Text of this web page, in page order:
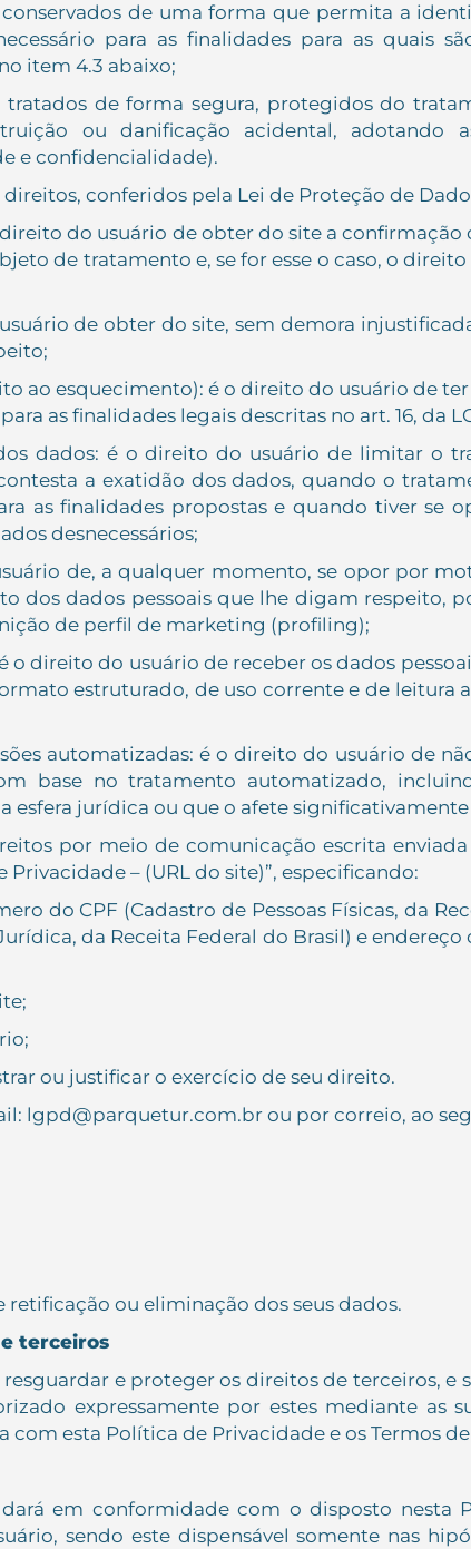
conservados de uma forma que permita a
para as finalidades para as quais
item 4.3 abaixo;
tratados de forma segura, protegidos do
ou danificação acidental, adotando
e confidencialidade).
conferidos pela Lei de Proteção de
do usuário de obter do site a confirmação
de tratamento e, se for esse o caso, o direito
de obter do site, sem demora
ao esquecimento): é o direito do usuário de
as finalidades legais descritas no art. 16, da
dados: é o direito do usuário de limitar o
a exatidão dos dados, quando o
as finalidades propostas e quando tiver se
desnecessários;
de, a qualquer momento, se opor por
dos dados pessoais que lhe digam respeito,
de perfil de marketing (profiling);
direito do usuário de receber os dados
estruturado, de uso corrente e de leitura
automatizadas: é o direito do usuário de
base no tratamento automatizado,
esfera jurídica ou que o afete
por meio de comunicação escrita enviada
– (URL do site)”, especificando:
do CPF (Cadastro de Pessoas Físicas, da
da Receita Federal do Brasil) e
ou justificar o exercício de seu direito.
lgpd@parquetur.com.br ou por correio, ao
ou eliminação dos seus dados.
terceiros
e proteger os direitos de terceiros, e
expressamente por estes mediante as
esta Política de Privacidade e os Termos
em conformidade com o disposto nesta
sendo este dispensável somente nas